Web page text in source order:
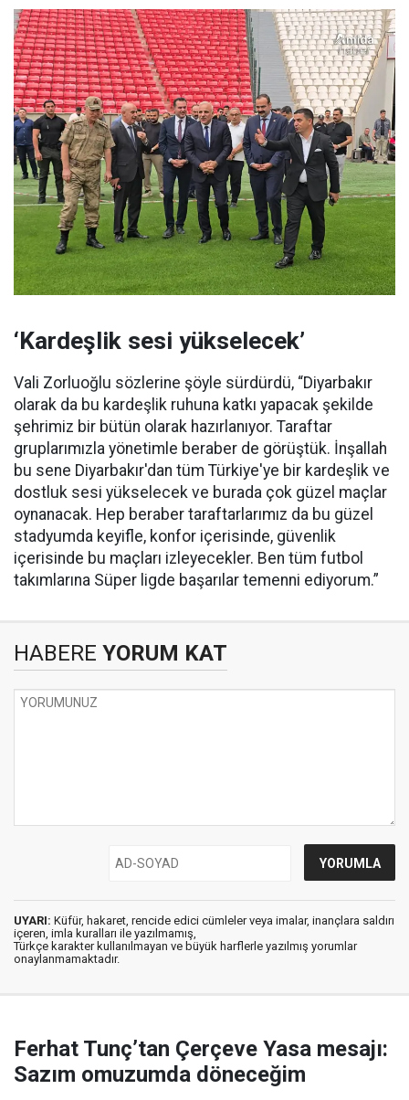
‘Kardeşlik sesi yükselecek’
Vali Zorluoğlu sözlerine şöyle sürdürdü, “Diyarbakır
olarak da bu kardeşlik ruhuna katkı yapacak şekilde
şehrimiz bir bütün olarak hazırlanıyor. Taraftar
gruplarımızla yönetimle beraber de görüştük. İnşallah
bu sene Diyarbakır'dan tüm Türkiye'ye bir kardeşlik ve
dostluk sesi yükselecek ve burada çok güzel maçlar
oynanacak. Hep beraber taraftarlarımız da bu güzel
stadyumda keyifle, konfor içerisinde, güvenlik
içerisinde bu maçları izleyecekler. Ben tüm futbol
takımlarına Süper ligde başarılar temenni ediyorum.”
HABERE YORUM KAT
UYARI: Küfür, hakaret, rencide edici cümleler veya imalar, inançlara saldırı
içeren, imla kuralları ile yazılmamış,
Türkçe karakter kullanılmayan ve büyük harflerle yazılmış yorumlar
onaylanmamaktadır.
Ferhat Tunç’tan Çerçeve Yasa mesajı:
Sazım omuzumda döneceğim